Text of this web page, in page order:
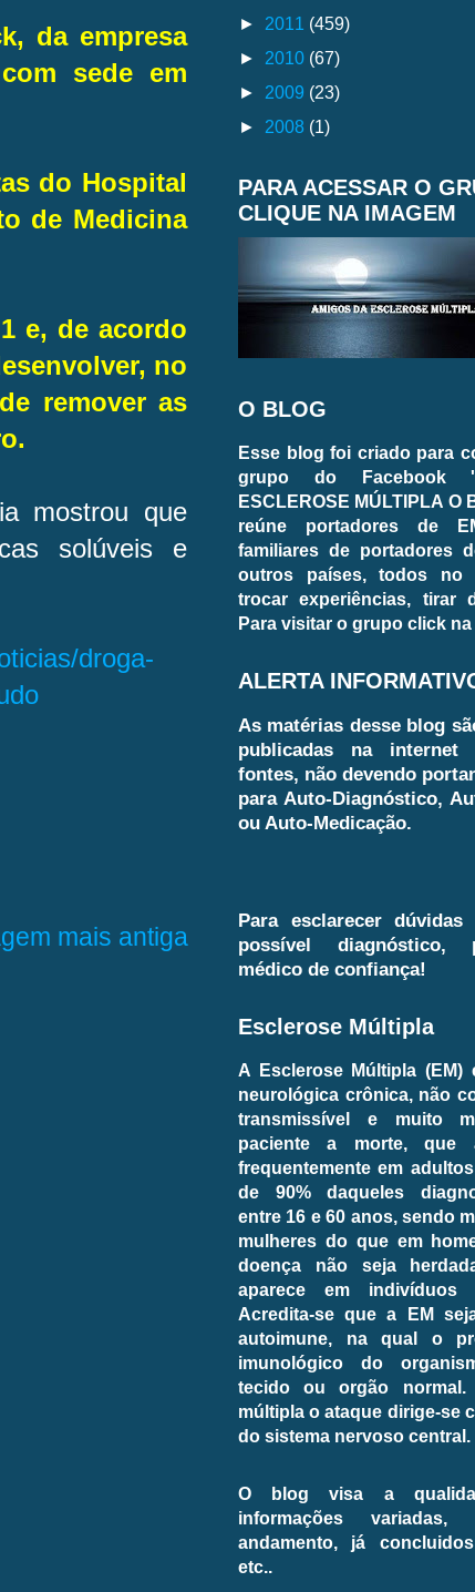
da empresa
sede em
do Hospital
de Medicina
e, de acordo
no
remover as
mostrou que
solúveis e
droga-
mais antiga
► 2011 (459)
► 2010 (67)
► 2009 (23)
► 2008 (1)
PARA ACESSAR O
CLIQUE NA IMAGEM
O BLOG
Esse blog foi criado para
grupo do Facebook
ESCLEROSE MÚLTIPLA O
reúne portadores de
familiares de portadores
outros países, todos no
trocar experiências, tirar
Para visitar o grupo click
ALERTA
As matérias desse blog
publicadas na internet
fontes, não devendo
para Auto-Diagnóstico,
ou Auto-Medicação.
Para esclarecer
possível diagnóstico,
médico de confiança!
Esclerose Múltipla
A Esclerose Múltipla (EM)
neurológica crônica, não
transmissível e muito
paciente a morte, que
frequentemente em
de 90% daqueles
entre 16 e 60 anos, sendo
mulheres do que em
doença não seja
aparece em indivíduos
Acredita-se que a EM
autoimune, na qual o
imunológico do
tecido ou orgão normal.
múltipla o ataque dirige-se
do sistema nervoso central.
O blog visa a
informações
andamento, já
etc..